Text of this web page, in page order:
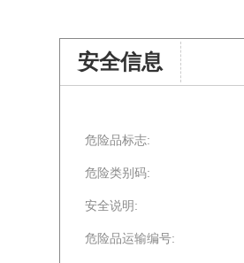
安全信息
危险品标志:
危险类别码:
安全说明:
危险品运输编号: